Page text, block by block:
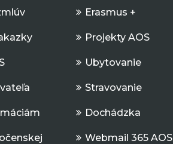
Erasmus +
Projekty AOS
Ubytovanie
Stravovanie
Dochádzka
Webmail 365 AOS